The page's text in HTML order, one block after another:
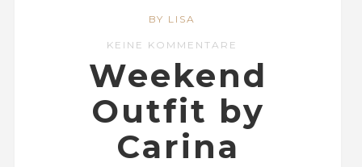
BY LISA
KEINE KOMMENTARE
Weekend
Outfit by
Carina